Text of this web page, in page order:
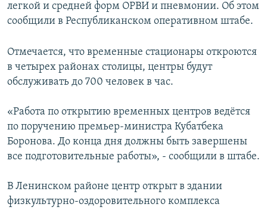
легкой и средней форм ОРВИ и пневмонии. Об этом
сообщили в Республиканском оперативном штабе.
Отмечается, что временные стационары откроются
в четырех районах столицы, центры будут
обслуживать до 700 человек в час.
«Работа по открытию временных центров ведётся
по поручению премьер-министра Кубатбека
Боронова. До конца дня должны быть завершены
все подготовительные работы», - сообщили в штабе.
В Ленинском районе центр открыт в здании
физкультурно-оздоровительного комплекса